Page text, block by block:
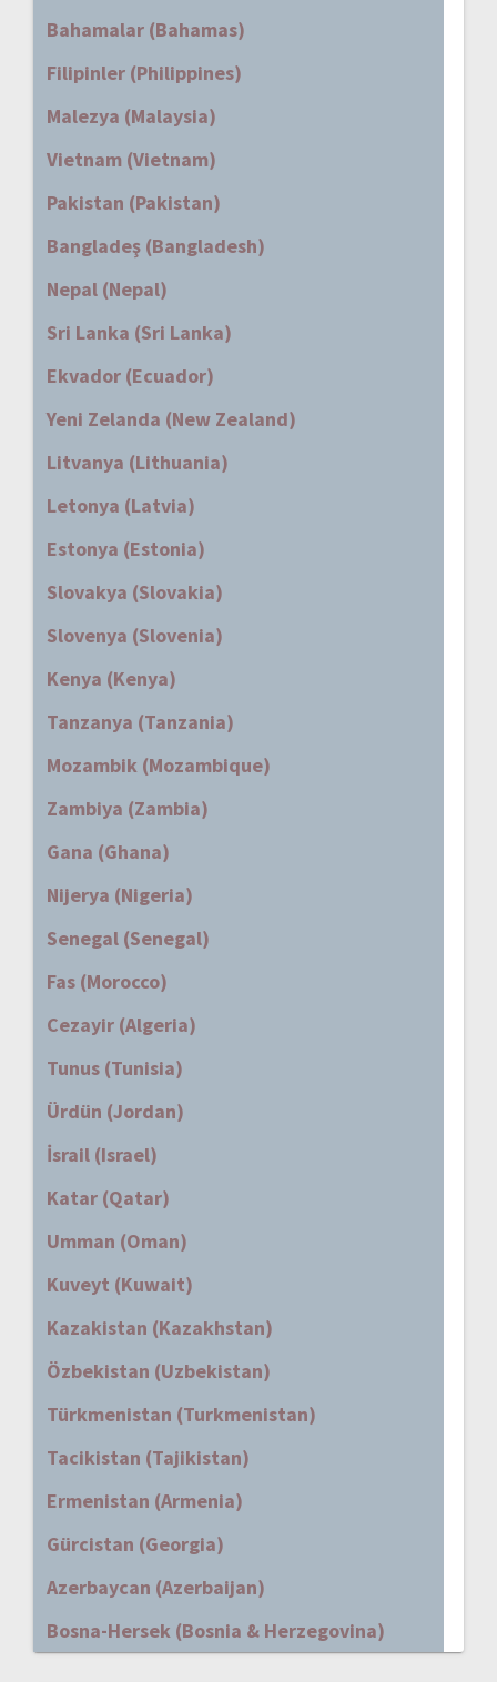
Bahamalar (Bahamas)
Filipinler (Philippines)
Malezya (Malaysia)
Vietnam (Vietnam)
Pakistan (Pakistan)
Bangladeş (Bangladesh)
Nepal (Nepal)
Sri Lanka (Sri Lanka)
Ekvador (Ecuador)
Yeni Zelanda (New Zealand)
Litvanya (Lithuania)
Letonya (Latvia)
Estonya (Estonia)
Slovakya (Slovakia)
Slovenya (Slovenia)
Kenya (Kenya)
Tanzanya (Tanzania)
Mozambik (Mozambique)
Zambiya (Zambia)
Gana (Ghana)
Nijerya (Nigeria)
Senegal (Senegal)
Fas (Morocco)
Cezayir (Algeria)
Tunus (Tunisia)
Ürdün (Jordan)
İsrail (Israel)
Katar (Qatar)
Umman (Oman)
Kuveyt (Kuwait)
Kazakistan (Kazakhstan)
Özbekistan (Uzbekistan)
Türkmenistan (Turkmenistan)
Tacikistan (Tajikistan)
Ermenistan (Armenia)
Gürcistan (Georgia)
Azerbaycan (Azerbaijan)
Bosna-Hersek (Bosnia & Herzegovina)